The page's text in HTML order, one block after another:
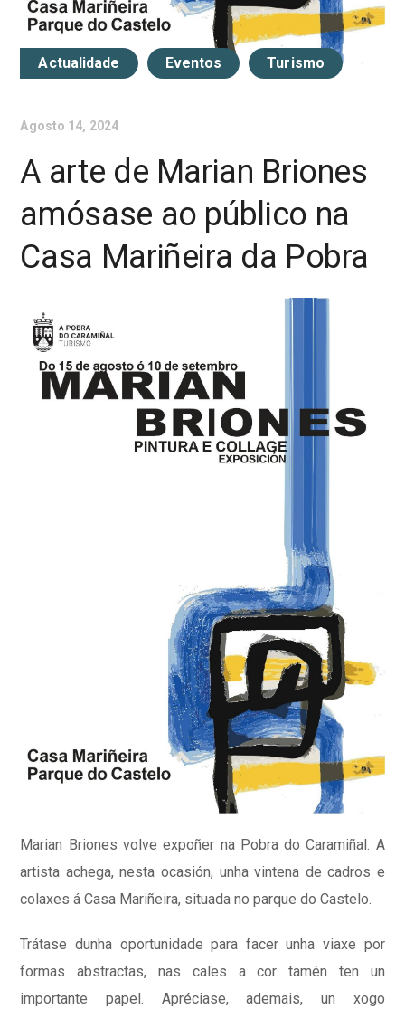
Actualidade Eventos Turismo
Agosto 14, 2024
A arte de Marian Briones
amósase ao público na
Casa Mariñeira da Pobra
Marian Briones volve expoñer na Pobra do Caramiñal. A
artista achega, nesta ocasión, unha vintena de cadros e
colaxes á Casa Mariñeira, situada no parque do Castelo.
Trátase dunha oportunidade para facer unha viaxe por
formas abstractas, nas cales a cor tamén ten un
importante papel. Apréciase, ademais, un xogo